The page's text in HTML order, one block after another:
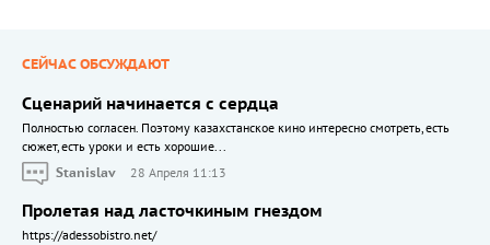
СЕЙЧАС ОБСУЖДАЮТ
Сценарий начинается с сердца
Полностью согласен. Поэтому казахстанское кино интересно смотреть, есть
сюжет, есть уроки и есть хорошие...
Stanislav
28 Апреля 11:13
Пролетая над ласточкиным гнездом
https://adessobistro.net/